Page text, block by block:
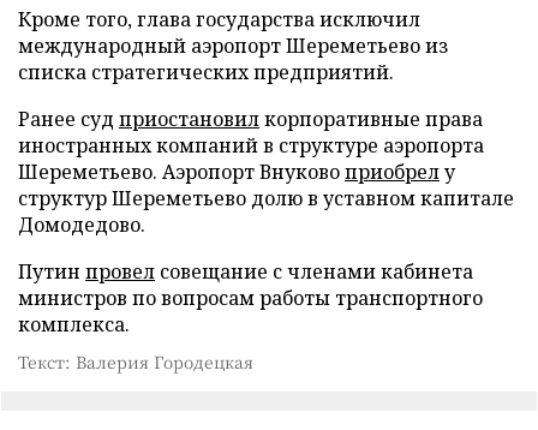
Кроме того, глава государства исключил
международный аэропорт Шереметьево из
списка стратегических предприятий.
Ранее суд приостановилкорпоративные права
иностранных компаний в структуре аэропорта
Шереметьево. Аэропорт Внуковоприобрелу
структур Шереметьево долю в уставном капитале
Домодедово.
Путин провел совещание с членами кабинета
министров по вопросам работы транспортного
комплекса.
Текст: Валерия Городецкая